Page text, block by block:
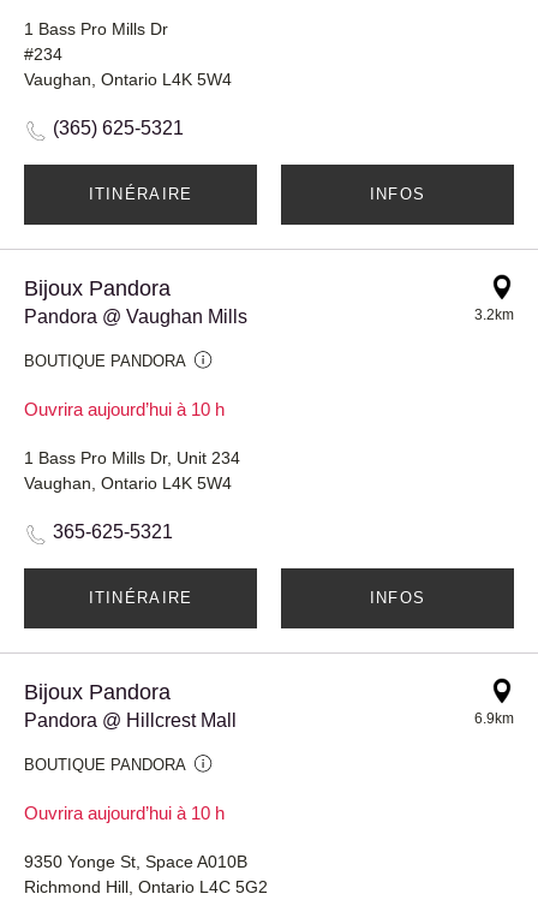
1 Bass Pro Mills Dr
#234
Vaughan, Ontario L4K 5W4
(365) 625-5321
ITINÉRAIRE INFOS
Bijoux Pandora
Pandora @ Vaughan Mills
BOUTIQUE PANDORA
Ouvrira aujourd’hui à 10 h
3.2km
1 Bass Pro Mills Dr, Unit 234
Vaughan, Ontario L4K 5W4
365-625-5321
ITINÉRAIRE INFOS
Bijoux Pandora
Pandora @ Hillcrest Mall
BOUTIQUE PANDORA
Ouvrira aujourd’hui à 10 h
6.9km
9350 Yonge St, Space A010B
Richmond Hill, Ontario L4C 5G2